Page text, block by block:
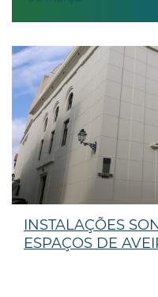
INSTALAÇÕES
ESPAÇOS DE